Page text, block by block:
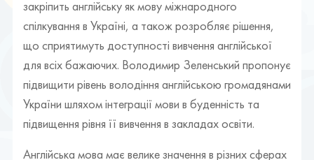
закріпить англійську як мову міжнародного
спілкування в Україні, а також розробляє рішення,
що сприятимуть доступності вивчення англійської
для всіх бажаючих. Володимир Зеленський пропонує
підвищити рівень володіння англійською громадянами
України шляхом інтеграції мови в буденність та
підвищення рівня її вивчення в закладах освіти.
Англійська мова має велике значення в різних сферах